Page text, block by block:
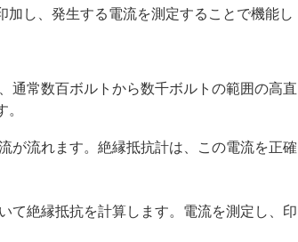
し、発生する電流を測定することで機能し
常数百ボルトから数千ボルトの範囲の高直
流れます。絶縁抵抗計は、この電流を正確
絶縁抵抗を計算します。電流を測定し、印